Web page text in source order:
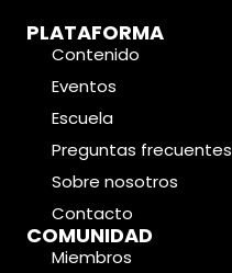
PLATAFORMA
Contenido
Eventos
Escuela
Preguntas frecuentes
Sobre nosotros
Contacto
COMUNIDAD
Miembros